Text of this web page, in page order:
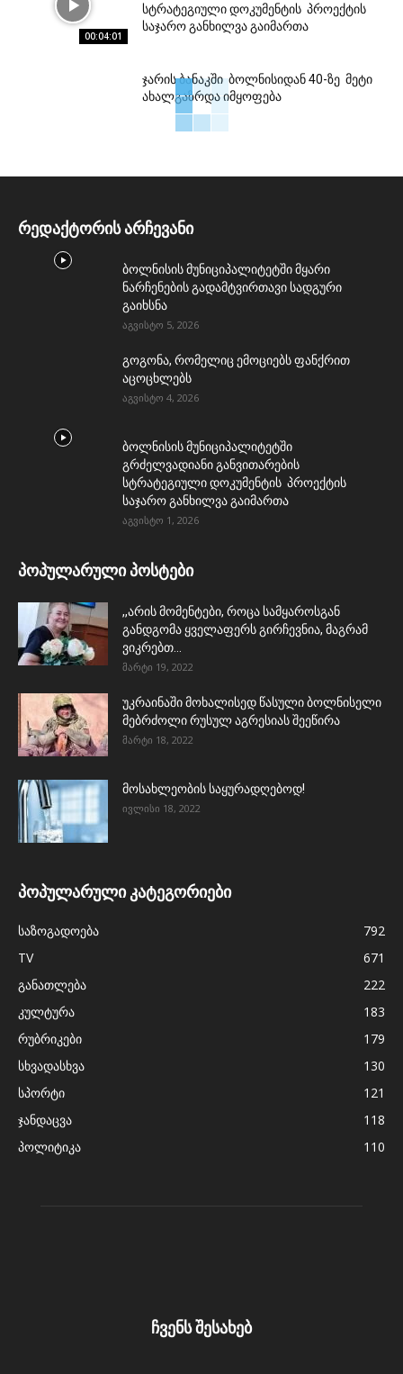
00:04:01
სტრატეგიული დოკუმენტის პროექტის
საჯარო განხილვა გაიმართა
ჯარის ბანაკში ბოლნისიდან 40-ზე მეტი
ახალგაზრდა იმყოფება
რედაქტორის არჩევანი
ბოლნისის მუნიციპალიტეტში მყარი
ნარჩენების გადამტვირთავი სადგური
გაიხსნა
აგვისტო 5, 2026
გოგონა, რომელიც ემოციებს ფანქრით
აცოცხლებს
აგვისტო 4, 2026
ბოლნისის მუნიციპალიტეტში
გრძელვადიანი განვითარების
სტრატეგიული დოკუმენტის პროექტის
საჯარო განხილვა გაიმართა
აგვისტო 1, 2026
პოპულარული პოსტები
,,არის მომენტები, როცა სამყაროსგან
განდგომა ყველაფერს გირჩევნია, მაგრამ
ვიკრებთ...
მარტი 19, 2022
უკრაინაში მოხალისედ წასული ბოლნისელი
მებრძოლი რუსულ აგრესიას შეეწირა
მარტი 18, 2022
მოსახლეობის საყურადღებოდ!
ივლისი 18, 2022
პოპულარული კატეგორიები
საზოგადოება
792
TV
671
განათლება
222
კულტურა
183
რუბრიკები
179
სხვადასხვა
130
სპორტი
121
ჯანდაცვა
118
პოლიტიკა
110
ჩვენს შესახებ